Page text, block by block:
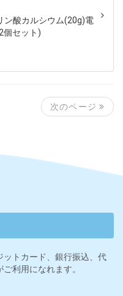
ン酸カルシウム(20g)電
個セット)
次のページ
ットカード、銀行振込、代
利用になれます。